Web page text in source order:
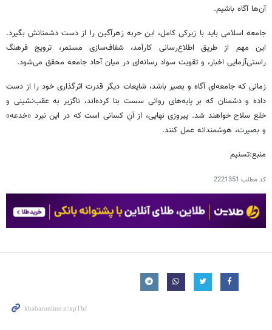
آن‌ها آگاه باشیم.
جامعه اسلامی باید با زیرکی کامل، این حربه زهرآگین را از دست دشمنانش بگیرد.
این مهم از طریق اطلاع‌رسانی کارآمد، شفاف‌سازی مستمر، ترویج فرهنگ
راستی‌آزمایی اخبار، و تقویت سواد رسانه‌ای در میان آحاد جامعه محقق می‌شود.
زمانی که جامعه‌ای آگاه و بصیر باشد، شایعات دیگر قدرت اثرگذاری خود را از دست
داده و دشمنان که بر پایه‌های روانی سست بنا کرده‌اند، ناگزیر به عقب‌نشینی و
خلع سلاح خواهند شد. پیروزی نهایی، از آنِ کسانی است که در این نبرد «خدعه»
و بصیرت، هوشمندانه عمل کنند.
منبع:تسنیم
کد مطلب 2221351